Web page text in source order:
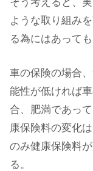
ような取り組み
る為にはあって
車の保険の場合
能性が低ければ
合、肥満であっ
康保険料の変化
のみ健康保険料
る。